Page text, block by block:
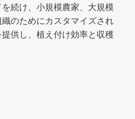
続け、小規模農家、大規模
のためにカスタマイズされ
供し、植え付け効率と収穫